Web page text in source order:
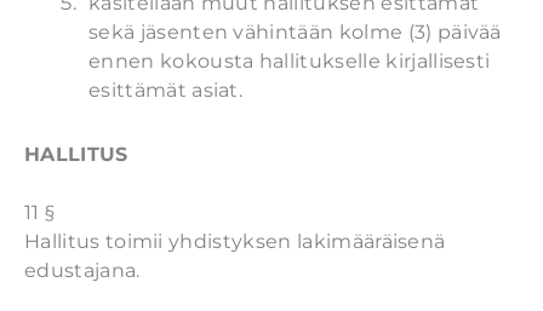
sekä jäsenten vähintään kolme (3) päivää
ennen kokousta hallitukselle kirjallisesti
esittämät asiat.
HALLITUS
11 §
Hallitus toimii yhdistyksen lakimääräisenä
edustajana.